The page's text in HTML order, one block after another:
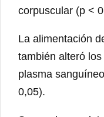
corpuscular (p <
La alimentación
también alteró
plasma
0,05).